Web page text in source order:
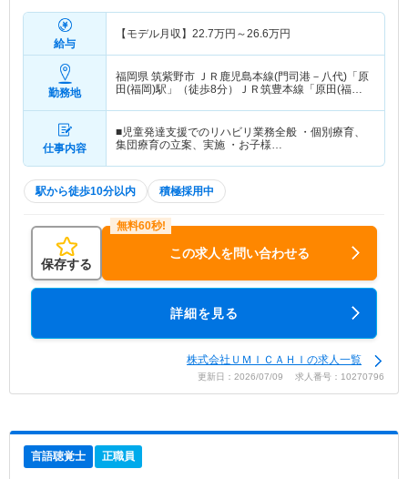
給与
【モデル月収】 22.7万円～26.6万円
勤務地
福岡県 筑紫野市 ＪＲ鹿児島本線(門司港－八代)「原
田(福岡)駅」（徒歩8分）ＪＲ筑豊本線「原田(福岡)
仕事内容
■児童発達支援でのリハビリ業務全般 ・個別療育、
集団療育の立案、実施 ・お子様…
駅から徒歩10分以内 積極採用中
保存する
この求人を問い合わせる
詳細を見る
株式会社ＵＭＩＣＡＨＩの求人一覧
更新日：2026/07/09 求人番号：10270796
言語聴覚士 正職員